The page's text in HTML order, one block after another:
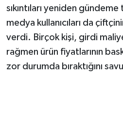
sıkıntıları yeniden gündeme
medya kullanıcıları da
verdi. Birçok kişi, girdi
rağmen ürün fiyatlarının
zor durumda bıraktığını